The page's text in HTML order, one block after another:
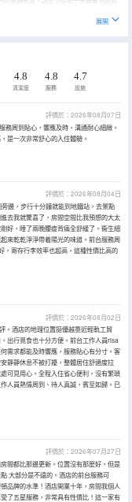
的姓名、性別、種類、體重，並只能攜
展開
4.8
清潔度
4.8
服務
4.7
設施
評價於：2026年08月07日
務周到貼心，響應及時，溝通耐心細緻。
是一次非常舒心的入住體驗。
評價於：2026年08月04日
邊，步行十分鐘就能到地鐵站，去景點
去我就驚喜了，房間空間比我預想的大太
好，睡了兩晚腰痠背痛全舒緩了。衞生細
來乾乾淨淨帶着陽光的味道。前台服務周
，寄存行李效率也超高，這種性價比高的
評價於：2026年08月02日
。酒店的地理位置挺優越靠近輕軌工貿
出行覓食也十分方便。前台工作人員risa
需求都能及時響應，服務貼心有分寸。客
靜靜休息不被打擾，整體居住舒適度拉
可見用心。全程入住省心便利，沒有繁瑣
人員熱情周到、待人真誠，賓至如歸。已
評價於：2026年07月27日
間都比那邊更新。位置沒有那麼好，但是
大部分是不遠的。酒店的前台服務可
品牌的水準！酒店開業十年，房間我個人
了五星服務，非常具有性價比！這一家有